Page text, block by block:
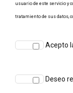
usuario de este servicio y
tratamiento de sus datos,
Acepto
Deseo